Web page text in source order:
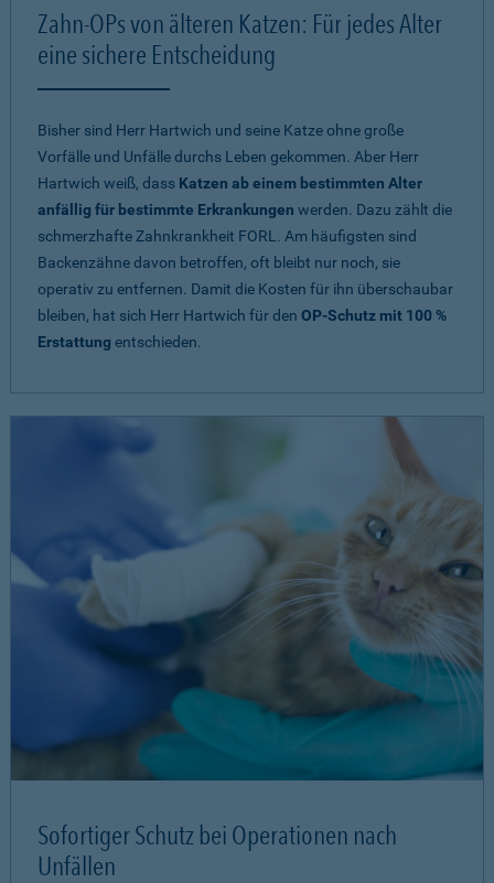
Zahn-OPs von älteren Katzen: Für jedes Alter
eine sichere Entscheidung
Bisher sind Herr Hartwich und seine Katze ohne große
Vorfälle und Unfälle durchs Leben gekommen. Aber Herr
Hartwich weiß, dass Katzen ab einem bestimmten Alter
anfällig für bestimmte Erkrankungen werden. Dazu zählt die
schmerzhafte Zahnkrankheit FORL. Am häufigsten sind
Backenzähne davon betroffen, oft bleibt nur noch, sie
operativ zu entfernen. Damit die Kosten für ihn überschaubar
bleiben, hat sich Herr Hartwich für den OP-Schutz mit 100 %
Erstattung entschieden.
Sofortiger Schutz bei Operationen nach
Unfällen